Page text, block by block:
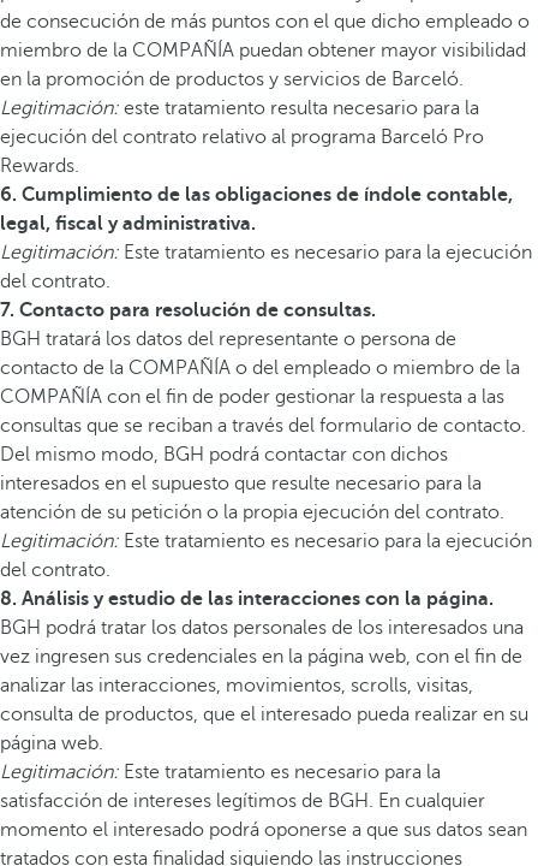
de consecución de más puntos con el que dicho empleado o
miembro de la COMPAÑÍA puedan obtener mayor visibilidad
en la promoción de productos y servicios de Barceló.
Legitimación: este tratamiento resulta necesario para la
ejecución del contrato relativo al programa Barceló Pro
Rewards.
6. Cumplimiento de las obligaciones de índole contable,
legal, fiscal y administrativa.
Legitimación: Este tratamiento es necesario para la ejecución
del contrato.
7. Contacto para resolución de consultas.
BGH tratará los datos del representante o persona de
contacto de la COMPAÑÍA o del empleado o miembro de la
COMPAÑÍA con el fin de poder gestionar la respuesta a las
consultas que se reciban a través del formulario de contacto.
Del mismo modo, BGH podrá contactar con dichos
interesados en el supuesto que resulte necesario para la
atención de su petición o la propia ejecución del contrato.
Legitimación: Este tratamiento es necesario para la ejecución
del contrato.
8. Análisis y estudio de las interacciones con la página.
BGH podrá tratar los datos personales de los interesados una
vez ingresen sus credenciales en la página web, con el fin de
analizar las interacciones, movimientos, scrolls, visitas,
consulta de productos, que el interesado pueda realizar en su
página web.
Legitimación: Este tratamiento es necesario para la
satisfacción de intereses legítimos de BGH. En cualquier
momento el interesado podrá oponerse a que sus datos sean
tratados con esta finalidad siguiendo las instrucciones